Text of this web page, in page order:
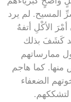
المسيح. لم يرد
الأكْلِ أتفهٌ
كَشَفَ بذلك
ممارساتهم
كما هاجم
الضعفاء
لتشككهم.